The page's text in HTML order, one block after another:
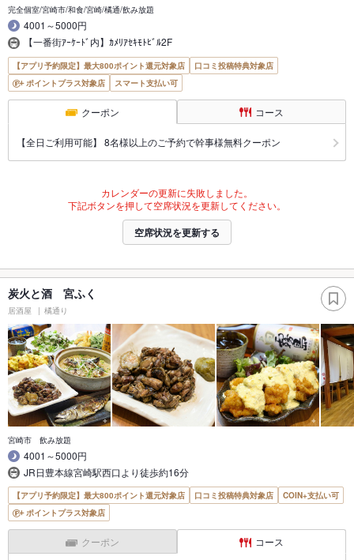
完全個室/宮崎市/和食/宮崎/橘通/飲み放題
4001～5000円
【一番街ｱｰｹｰﾄﾞ内】ｶﾒﾘｱｾｷﾓﾄﾋﾞﾙ2F
【アプリ予約限定】最大800ポイント還元対象店
口コミ投稿特典対象店
ポイントプラス対象店
スマート支払い可
クーポン コース
【全日ご利用可能】 8名様以上のご予約で幹事様無料クーポン
カレンダーの更新に失敗しました。
下記ボタンを押して空席状況を更新してください。
空席状況を更新する
炭火と酒 宮ふく
居酒屋 橘通り
宮崎市 飲み放題
4001～5000円
JR日豊本線宮崎駅西口より徒歩約16分
【アプリ予約限定】最大800ポイント還元対象店 口コミ投稿特典対象店
COIN+支払い可
ポイントプラス対象店
クーポン コース